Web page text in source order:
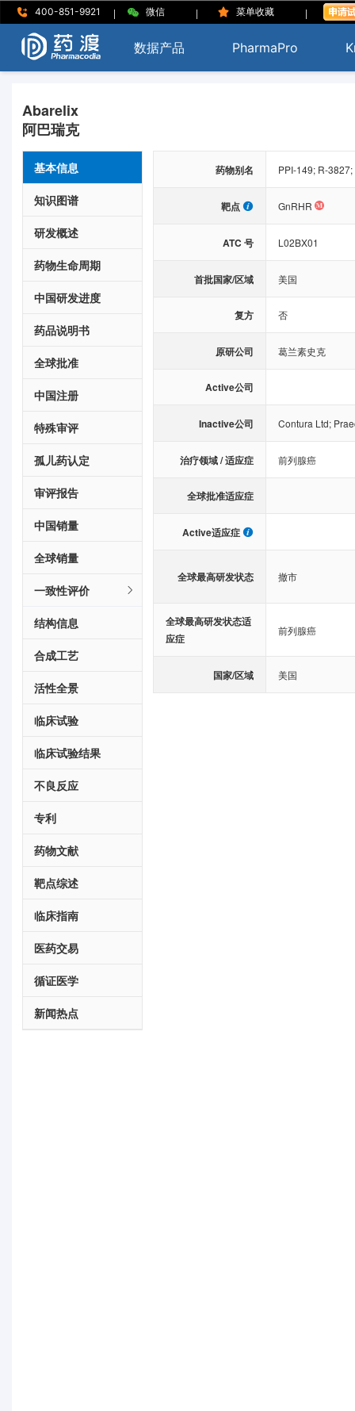
400-851-9921 | 微信 | 菜单收藏 |
数据产品 PharmaPro
Abarelix
阿巴瑞克
基本信息
知识图谱
研发概述
药物生命周期
中国研发进度
药品说明书
全球批准
中国注册
特殊审评
孤儿药认定
审评报告
中国销量
全球销量
一致性评价
结构信息
合成工艺
活性全景
临床试验
临床试验结果
不良反应
专利
药物文献
靶点综述
临床指南
医药交易
循证医学
新闻热点
药物别名 PPI-149; R-
靶点 GnRHR
ATC 号 L02BX01
首批国家/区域 美国
复方 否
原研公司 葛兰素史克
Active公司
Inactive公司 Contura Ltd;
治疗领域 / 适应症 前列腺癌
全球批准适应症
Active适应症
全球最高研发状态 撤市
全球最高研发状态适
应症
前列腺癌
国家/区域 美国